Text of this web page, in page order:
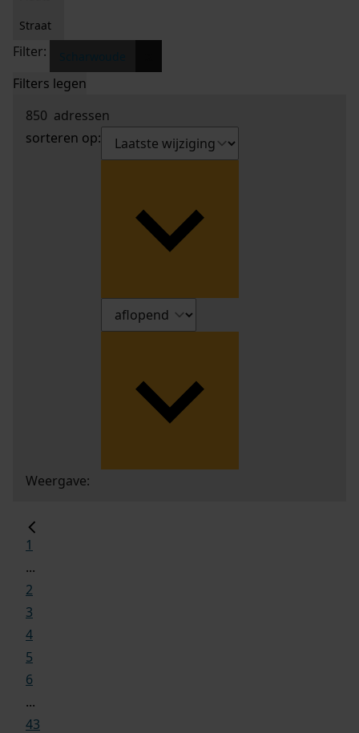
Straat
Filter:
Filters legen
850 adressen
sorteren op:
Weergave:
1
...
2
3
4
5
6
...
43